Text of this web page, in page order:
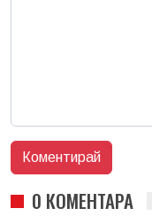
0 КОМЕНТАРА